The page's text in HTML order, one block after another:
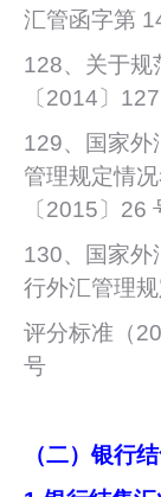
汇管函字第
128、关于规
〔2014〕
129、国家外
管理规定情
〔2015〕26
130、国家外
行外汇管理
评分标准（
号
（二）银行